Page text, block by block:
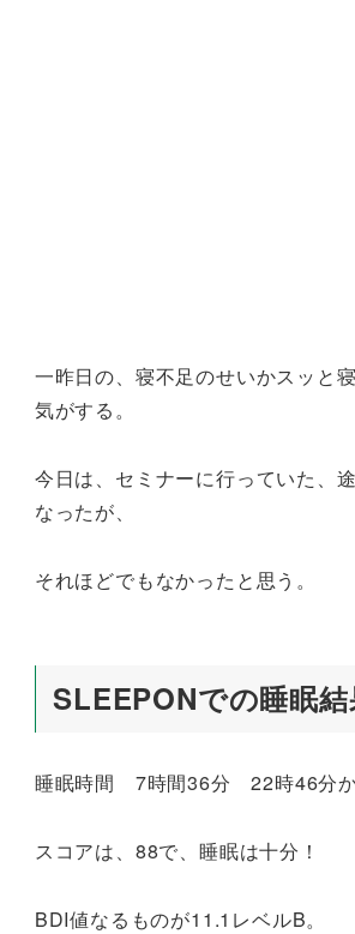
一昨日の、寝不足のせいかスッと
気がする。
今日は、セミナーに行っていた、
なったが、
それほどでもなかったと思う。
SLEEPONでの睡眠
睡眠時間 7時間36分 22時46分
スコアは、88で、睡眠は十分！
BDI値なるものが11.1レベルB。